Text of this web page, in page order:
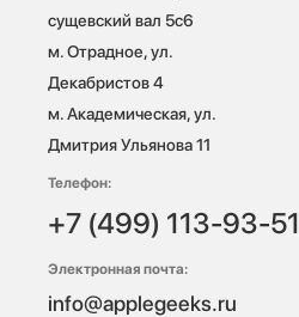
сущевский вал 5с6
м. Отрадное, ул.
Декабристов 4
м. Академическая, ул.
Дмитрия Ульянова 11
Телефон:
+7 (499) 113-93-51
Электронная почта:
info@applegeeks.ru